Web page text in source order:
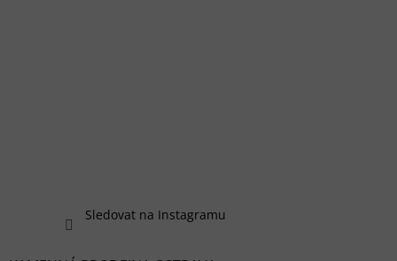
Sledovat na Instagramu